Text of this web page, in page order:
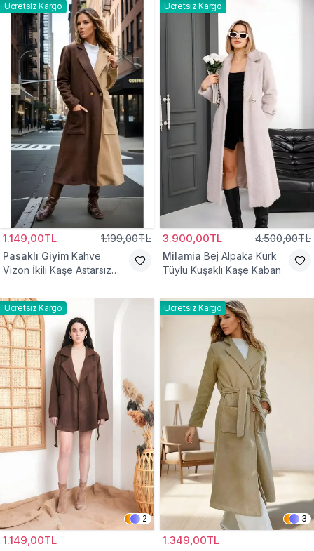
Ücretsiz Kargo
1.149,00TL 1.199,00TL
Pasaklı Giyim Kahve
Vizon İkili Kaşe Astarsız
Ücretsiz Kargo
3.900,00TL 4.500,00TL
Milamia Bej Alpaka Kürk
Tüylü Kuşaklı Kaşe Kaban
Ücretsiz Kargo
2
1.149,00TL
Ücretsiz Kargo
3
1.349,00TL